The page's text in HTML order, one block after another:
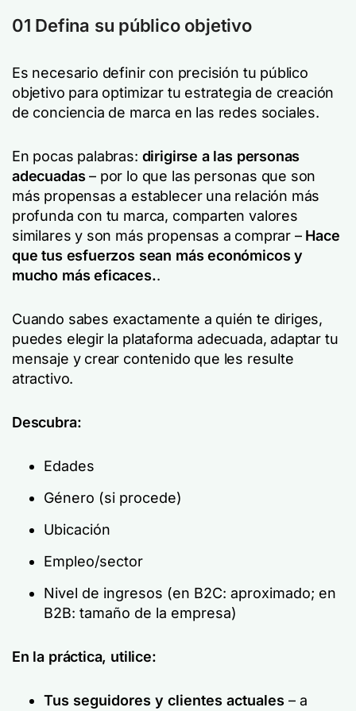
01 Defina su público objetivo
Es necesario definir con precisión tu público
objetivo para optimizar tu estrategia de creación
de conciencia de marca en las redes sociales.
En pocas palabras: dirigirse a las personas
adecuadas– por lo que las personas que son
más propensas a establecer una relación más
profunda con tu marca, comparten valores
similares y son más propensas a comprar – Hace
que tus esfuerzos sean más económicos y
mucho más eficaces..
Cuando sabes exactamente a quién te diriges,
puedes elegir la plataforma adecuada, adaptar tu
mensaje y crear contenido que les resulte
atractivo.
Descubra:
Edades
Género (si procede)
Ubicación
Empleo/sector
Nivel de ingresos (en B2C: aproximado; en
B2B: tamaño de la empresa)
En la práctica, utilice:
Tus seguidores y clientes actuales – a